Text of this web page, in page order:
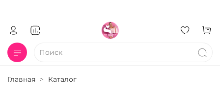
Главная Каталог